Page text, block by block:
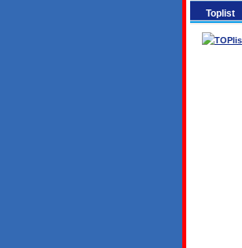
Toplist